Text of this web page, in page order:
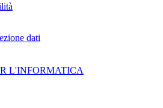
dati
L'INFORMATICA